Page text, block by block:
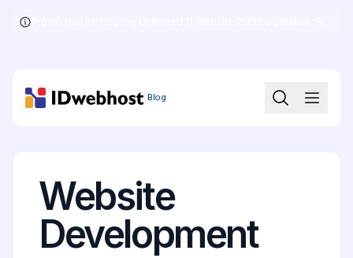
Blog
Website
Development